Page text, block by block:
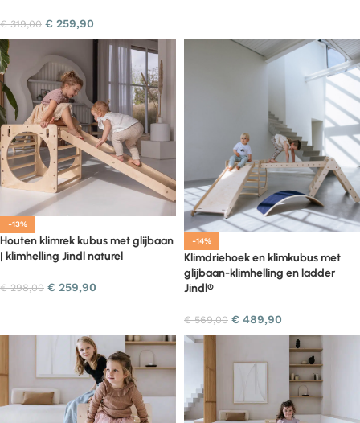
€319,00 € 259,90
-13%
Houten klimrek kubus met glijbaan
| klimhelling Jindl naturel
€298,00 € 259,90
-14%
Klimdriehoek en klimkubus met
glijbaan-klimhelling en ladder
Jindl®
€569,00 € 489,90